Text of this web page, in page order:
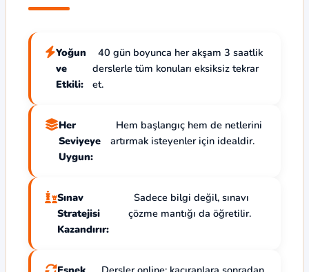
Yoğun
ve
Etkili:
40 gün boyunca her akşam 3 saatlik
derslerle tüm konuları eksiksiz tekrar
et.
Her
Seviyeye
Uygun:
Hem başlangıç hem de netlerini
artırmak isteyenler için idealdir.
Sınav
Stratejisi
Kazandırır:
Sadece bilgi değil, sınavı
çözme mantığı da öğretilir.